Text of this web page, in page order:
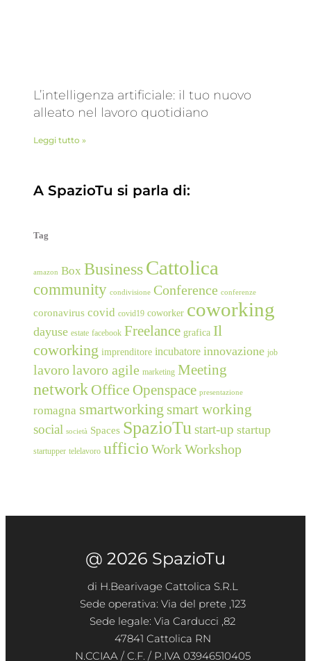
L’intelligenza artificiale: il tuo nuovo
alleato nel lavoro quotidiano
Leggi tutto »
A SpazioTu si parla di:
Tag
amazon Box BusinessCattolica
community condivisione Conference conferenze
coronavirus covid covid19 coworker coworking
dayuse estate facebook Freelance grafica Il
coworking imprenditore incubatore innovazione job
lavorolavoro agile marketing Meeting
network Office Openspace presentazione
romagna smartworking smart working
social società Spaces SpazioTustart-up startup
startupper telelavoro ufficio WorkWorkshop
@ 2026 SpazioTu
di H.Bearivage Cattolica S.R.L
Sede operativa: Via del prete ,123
Sede legale: Via Carducci ,82
47841 Cattolica RN
N.CCIAA / C.F. / P.IVA 03946510405